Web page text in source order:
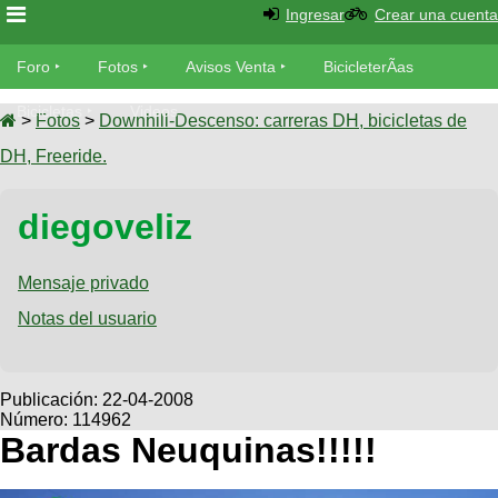
Foro
Foro
TÃ©cnica
Fotos
tu foto
Galeria
XC
Viajes
Descenso
SUBÃ
tu
aviso
Buscar
Ultimos
Fotos
as
Bicicletas
Tandem
Videos
Cicloturismo
Ingresar Crear una cuenta
Foro Fotos Avisos Venta BicicleterÃ­as
Bicicletas Videos
> Fotos > Downhill-Descenso: carreras DH, bicicletas de
DH, Freeride.
diegoveliz
Mensaje privado
Notas del usuario
Publicación: 22-04-2008
Número: 114962
Bardas Neuquinas!!!!!